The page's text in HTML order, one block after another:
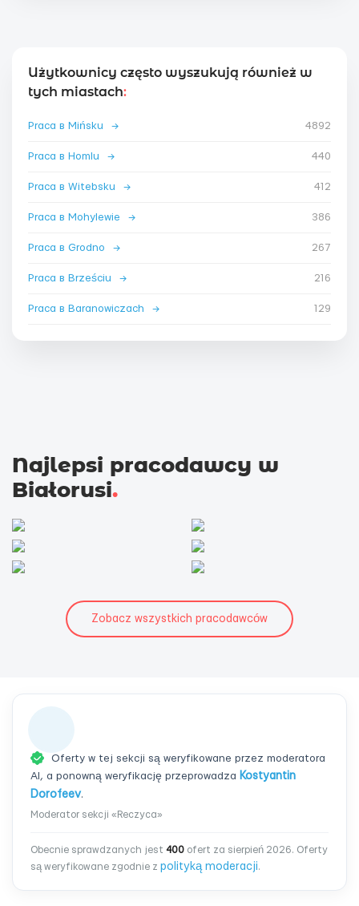
Użytkownicy często wyszukują również w
tych miastach:
Praca в Mińsku → 4892
Praca в Homlu → 440
Praca в Witebsku → 412
Praca в Mohylewie → 386
Praca в Grodno → 267
Praca в Brześciu → 216
Praca в Baranowiczach → 129
Najlepsi pracodawcy w
Białorusi.
Zobacz wszystkich pracodawców
Oferty w tej sekcji są weryfikowane przez moderatora
AI, a ponowną weryfikację przeprowadza Kostyantin
Dorofeev.
Moderator sekcji «Reczyca»
Obecnie sprawdzanych jest 400 ofert za sierpień 2026. Oferty
są weryfikowane zgodnie z polityką moderacji.